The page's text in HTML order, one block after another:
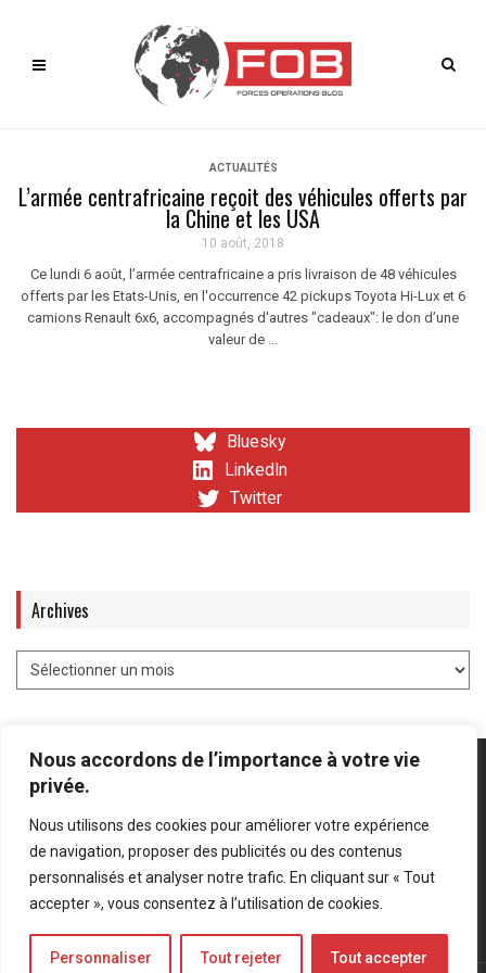
Nous accordons de l’importance à votre vie
privée.
Nous utilisons des cookies pour améliorer votre expérience
de navigation, proposer des publicités ou des contenus
personnalisés et analyser notre trafic. En cliquant sur « Tout
accepter », vous consentez à l’utilisation de cookies.
Personnaliser Tout rejeter Tout accepter
ACTUALITÉS
L’armée centrafricaine reçoit des véhicules offerts par
la Chine et les USA
10 août, 2018
Ce lundi 6 août, l’armée centrafricaine a pris livraison de 48 véhicules
offerts par les Etats-Unis, en l'occurrence 42 pickups Toyota Hi-Lux et 6
camions Renault 6x6, accompagnés d'autres "cadeaux": le don d’une
valeur de ...
Bluesky
LinkedIn
Twitter
Archives
Mentions légales Politique de confidentialité
Bluesky
LinkedIn
Twitter